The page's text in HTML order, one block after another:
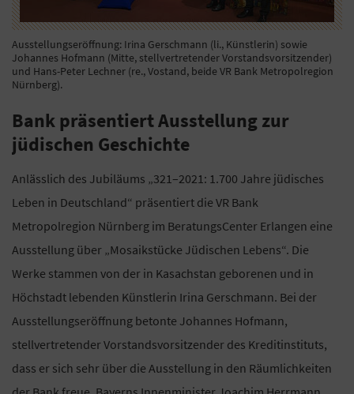
Ausstellungseröffnung: Irina Gerschmann (li., Künstlerin) sowie
Johannes Hofmann (Mitte, stellvertretender Vorstandsvorsitzender)
und Hans-Peter Lechner (re., Vostand, beide VR Bank Metropolregion
Nürnberg).
Bank präsentiert Ausstellung zur
jüdischen Geschichte
Anlässlich des Jubiläums „321–2021: 1.700 Jahre jüdisches
Leben in Deutschland“ präsentiert die VR Bank
Metropolregion Nürnberg im BeratungsCenter Erlangen eine
Ausstellung über „Mosaikstücke Jüdischen Lebens“. Die
Werke stammen von der in Kasachstan geborenen und in
Höchstadt lebenden Künstlerin Irina Gerschmann. Bei der
Ausstellungseröffnung betonte Johannes Hofmann,
stellvertretender Vorstandsvorsitzender des Kreditinstituts,
dass er sich sehr über die Ausstellung in den Räumlichkeiten